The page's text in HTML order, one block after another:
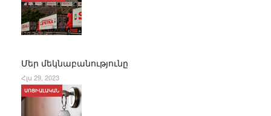
Մեր մեկնաբանությունը
Հլս 29, 2023
ՍՈՑԻԱԼԱԿԱՆ